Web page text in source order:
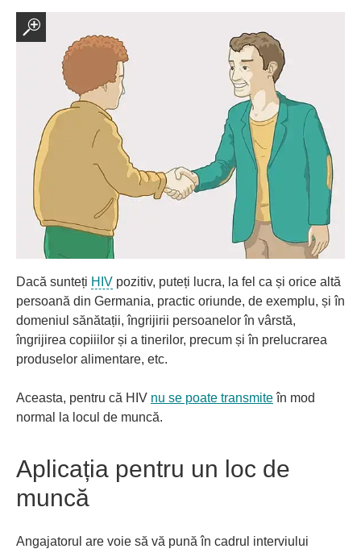
Dacă sunteți HIV pozitiv, puteți lucra, la fel ca și orice altă
persoană din Germania, practic oriunde, de exemplu, și în
domeniul sănătații, îngrijirii persoanelor în vârstă,
îngrijirea copiiilor și a tinerilor, precum și în prelucrarea
produselor alimentare, etc.
Aceasta, pentru că HIV nu se poate transmiteîn mod
normal la locul de muncă.
Aplicația pentru un loc de
muncă
Angajatorul are voie să vă pună în cadrul interviului